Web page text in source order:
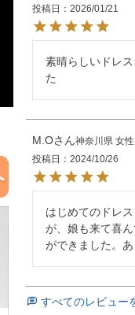
投稿日
2026/01/21
素晴らしいドレ
た
M.O 神奈川県 女性
投稿日
2024/10/26
はじめてのドレ
が、娘も来て喜
ができました。
すべてのレビュー